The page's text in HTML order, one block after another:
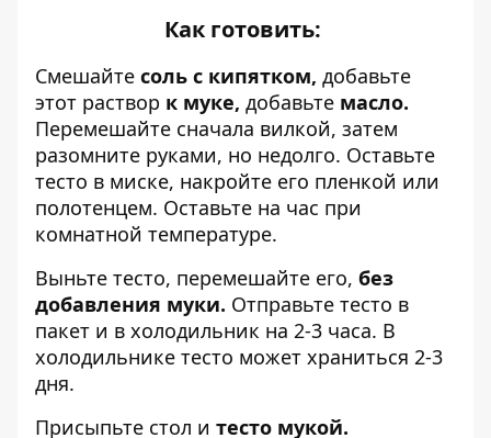
Как готовить:
Смешайте соль с кипятком, добавьте
этот раствор к муке, добавьте масло.
Перемешайте сначала вилкой, затем
разомните руками, но недолго. Оставьте
тесто в миске, накройте его пленкой или
полотенцем. Оставьте на час при
комнатной температуре.
Выньте тесто, перемешайте его, без
добавления муки. Отправьте тесто в
пакет и в холодильник на 2-3 часа. В
холодильнике тесто может храниться 2-3
дня.
Присыпьте стол и тесто мукой.